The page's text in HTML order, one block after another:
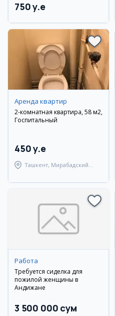
750 y.e
Аренда квартир
2-комнатная квартира, 58 м2,
Госпитальный
450 y.e
Ташкент, Мирабадский
Работа
Требуется сиделка для
пожилой женщины в
Андижане
3 500 000 сум